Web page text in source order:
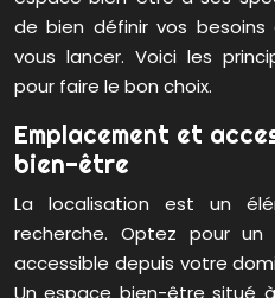
de bien définir vos
vous lancer. Voici les
pour faire le bon choix.
Emplacement et
bien-être
La localisation est un
recherche. Optez pour
accessible depuis votre